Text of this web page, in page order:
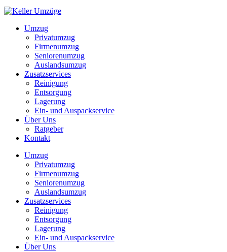
Umzug
Privatumzug
Firmenumzug
Seniorenumzug
Auslandsumzug
Zusatzservices
Reinigung
Entsorgung
Lagerung
Ein- und Auspackservice
Über Uns
Ratgeber
Kontakt
Umzug
Privatumzug
Firmenumzug
Seniorenumzug
Auslandsumzug
Zusatzservices
Reinigung
Entsorgung
Lagerung
Ein- und Auspackservice
Über Uns